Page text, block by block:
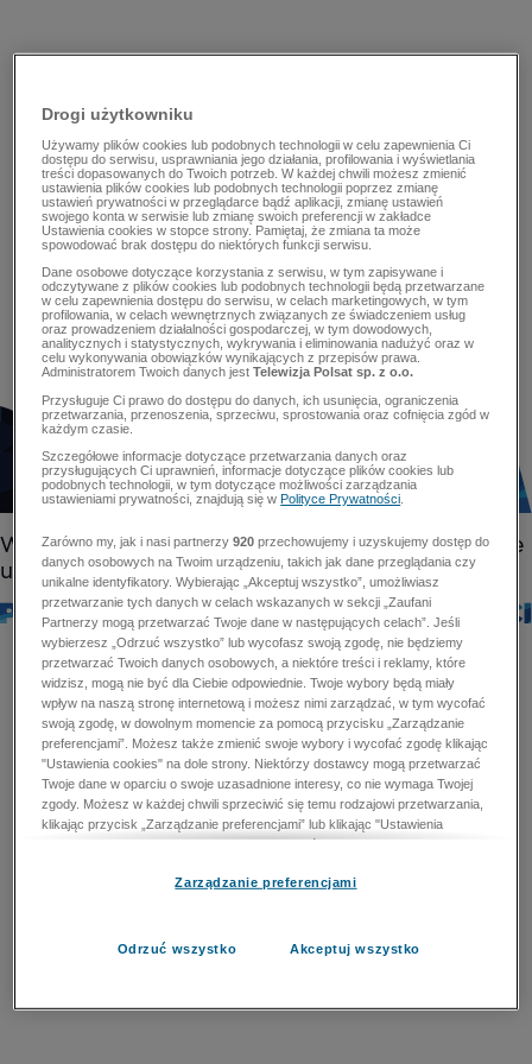
Drogi użytkowniku
Używamy plików cookies lub podobnych technologii w celu zapewnienia Ci
dostępu do serwisu, usprawniania jego działania, profilowania i wyświetlania
treści dopasowanych do Twoich potrzeb. W każdej chwili możesz zmienić
ustawienia plików cookies lub podobnych technologii poprzez zmianę
ustawień prywatności w przeglądarce bądź aplikacji, zmianę ustawień
swojego konta w serwisie lub zmianę swoich preferencji w zakładce
Ustawienia cookies w stopce strony. Pamiętaj, że zmiana ta może
spowodować brak dostępu do niektórych funkcji serwisu.
Dane osobowe dotyczące korzystania z serwisu, w tym zapisywane i
odczytywane z plików cookies lub podobnych technologii będą przetwarzane
w celu zapewnienia dostępu do serwisu, w celach marketingowych, w tym
profilowania, w celach wewnętrznych związanych ze świadczeniem usług
oraz prowadzeniem działalności gospodarczej, w tym dowodowych,
analitycznych i statystycznych, wykrywania i eliminowania nadużyć oraz w
celu wykonywania obowiązków wynikających z przepisów prawa.
Administratorem Twoich danych jestTelewizja Polsat sp. z o.o.
Przysługuje Ci prawo do dostępu do danych, ich usunięcia, ograniczenia
przetwarzania, przenoszenia, sprzeciwu, sprostowania oraz cofnięcia zgód w
każdym czasie.
Szczegółowe informacje dotyczące przetwarzania danych oraz
przysługujących Ci uprawnień, informacje dotyczące plików cookies lub
podobnych technologii, w tym dotyczące możliwości zarządzania
ustawieniami prywatności, znajdują się wPolityce Prywatności
Zarówno my, jak i nasi partnerzy920 przechowujemy i uzyskujemy dostęp do
danych osobowych na Twoim urządzeniu, takich jak dane przeglądania czy
unikalne identyfikatory. Wybierając „Akceptuj wszystko”, umożliwiasz
przetwarzanie tych danych w celach wskazanych w sekcji „Zaufani
Partnerzy mogą przetwarzać Twoje dane w następujących celach”. Jeśli
wybierzesz „Odrzuć wszystko” lub wycofasz swoją zgodę, nie będziemy
przetwarzać Twoich danych osobowych, a niektóre treści i reklamy, które
widzisz, mogą nie być dla Ciebie odpowiednie. Twoje wybory będą miały
wpływ na naszą stronę internetową i możesz nimi zarządzać, w tym wycofać
swoją zgodę, w dowolnym momencie za pomocą przycisku „Zarządzanie
preferencjami”. Możesz także zmienić swoje wybory i wycofać zgodę klikając
"Ustawienia cookies" na dole strony. Niektórzy dostawcy mogą przetwarzać
Twoje dane w oparciu o swoje uzasadnione interesy, co nie wymaga Twojej
zgody. Możesz w każdej chwili sprzeciwić się temu rodzajowi przetwarzania,
klikając przycisk „Zarządzanie preferencjami” lub klikając "Ustawienia
cookies" na dole strony. Nie możesz sprzeciwić się przetwarzaniu przez
zapobiegania oszustwom i naprawiania błędów, a w tym celu mogą zostać
przetwarzaniu danych osobowych w celu dostarczania i prezentacji reklam i
Zarządzanie preferencjami
Odrzuć wszystko Akceptuj wszystko